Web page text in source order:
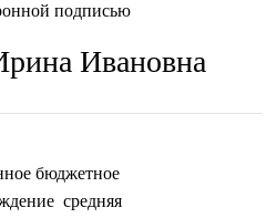
подписью
Ивановна
бюджетное
средняя